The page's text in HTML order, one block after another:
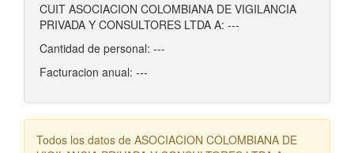
CUIT ASOCIACION COLOMBIANA DE VIGILANCIA
PRIVADA Y CONSULTORES LTDA A: ---
Cantidad de personal: ---
Facturacion anual: ---
Todos los datos de ASOCIACION COLOMBIANA DE